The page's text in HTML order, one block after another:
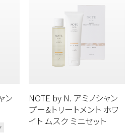
成分配合
毛
ブリーチ毛
ン
NOTE by N. アミノシャン
プー&トリートメント ホワ
イト ムスク ミニセット